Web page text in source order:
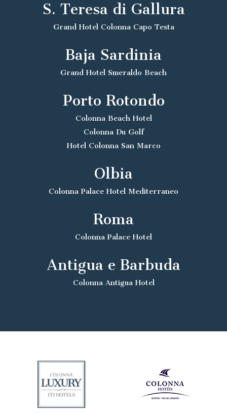
S. Teresa di Gallura
Grand Hotel Colonna Capo Testa
Baja Sardinia
Grand Hotel Smeraldo Beach
Porto Rotondo
Colonna Beach Hotel
Colonna Du Golf
Hotel Colonna San Marco
Olbia
Colonna Palace Hotel Mediterraneo
Roma
Colonna Palace Hotel
Antigua e Barbuda
Colonna Antigua Hotel